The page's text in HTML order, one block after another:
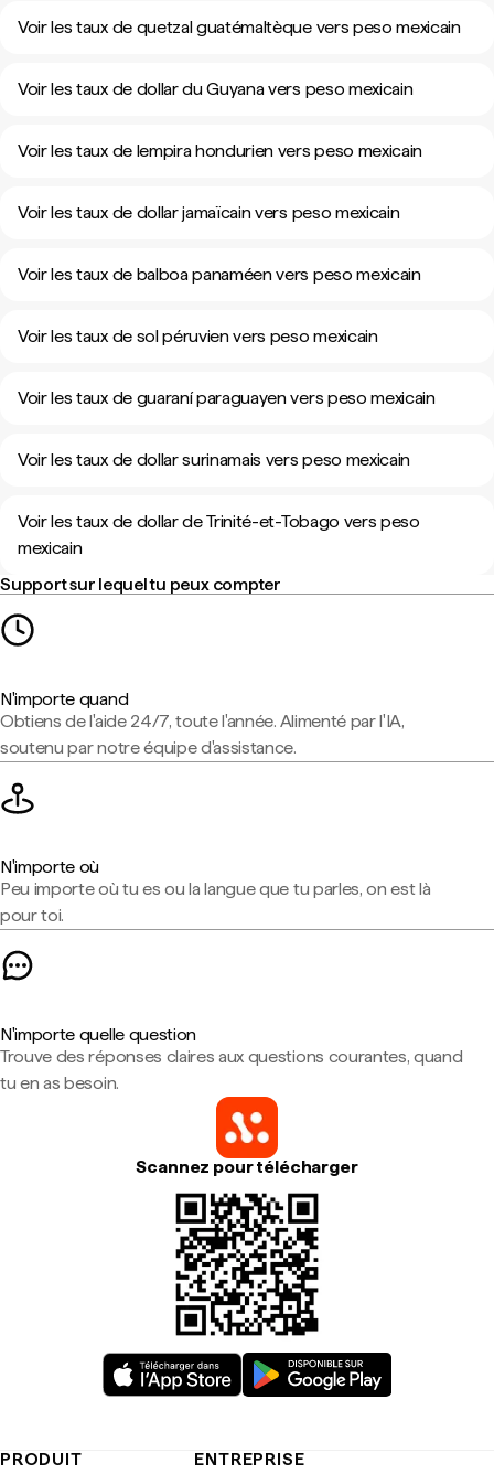
Voir les taux de quetzal guatémaltèque vers peso mexicain
Voir les taux de dollar du Guyana vers peso mexicain
Voir les taux de lempira hondurien vers peso mexicain
Voir les taux de dollar jamaïcain vers peso mexicain
Voir les taux de balboa panaméen vers peso mexicain
Voir les taux de sol péruvien vers peso mexicain
Voir les taux de guaraní paraguayen vers peso mexicain
Voir les taux de dollar surinamais vers peso mexicain
Voir les taux de dollar de Trinité-et-Tobago vers peso
mexicain
Support sur lequel tu peux compter
N'importe quand
Obtiens de l'aide 24/7, toute l'année. Alimenté par l'IA,
soutenu par notre équipe d'assistance.
N'importe où
Peu importe où tu es ou la langue que tu parles, on est là
pour toi.
N'importe quelle question
Trouve des réponses claires aux questions courantes, quand
tu en as besoin.
Scannez pour télécharger
PRODUIT
ENTREPRISE